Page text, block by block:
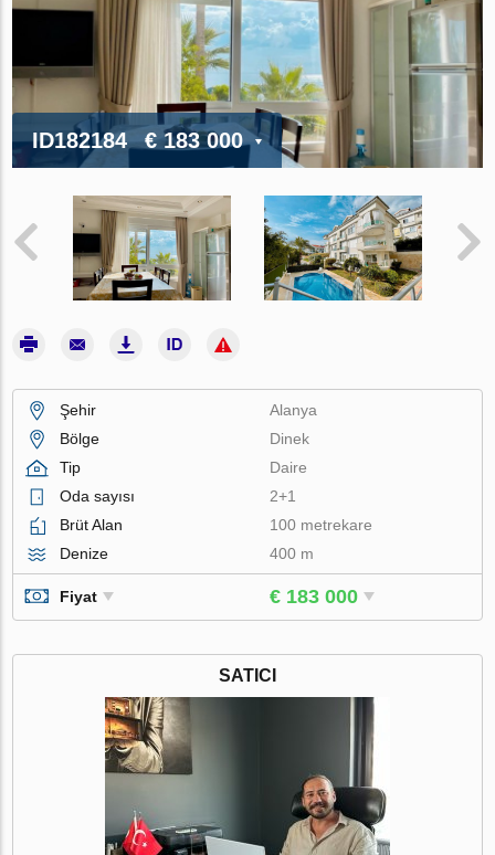
ID182184 € 183 000
Şehir
Alanya
Bölge
Dinek
Tip
Daire
Oda sayısı
2+1
Brüt Alan
100 metrekare
Denize
400 m
Fiyat € 183 000
SATICI